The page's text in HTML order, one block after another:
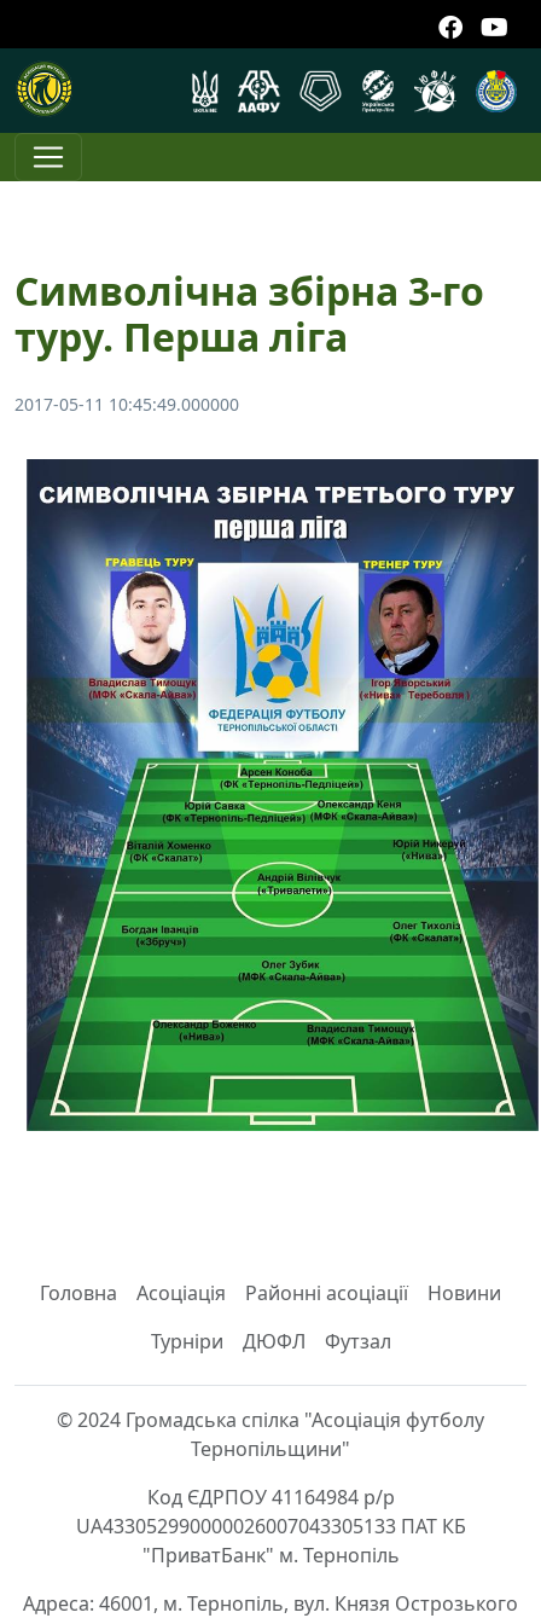
Символічна збірна 3-го
туру. Перша ліга
2017-05-11 10:45:49.000000
Головна Асоціація Районні асоціації
Новини
Турніри
ДЮФЛ Футзал
© 2024 Громадська спілка "Асоціація футболу
Тернопільщини"
Код ЄДРПОУ 41164984 р/р
UA433052990000026007043305133 ПАТ КБ
"ПриватБанк" м. Тернопіль
Адреса: 46001, м. Тернопіль, вул. Князя Острозького